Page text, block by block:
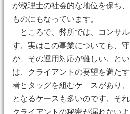
が税理士の社会的な地位を保ち
ものにもなっています。
ところで、弊所では、コンサル
す。実はこの事業についても、
が、その運用対応が難しい。と
は、クライアントの要望を満た
者とタッグを組むケースがあり
となるケースも多いのです。そ
クライアントの秘密が漏れない